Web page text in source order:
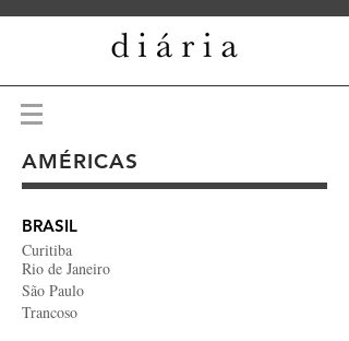
AMÉRICAS
BRASIL
Curitiba
Rio de Janeiro
São Paulo
Trancoso